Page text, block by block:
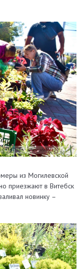
из Могилевской
приезжают в Витебск
новинку –